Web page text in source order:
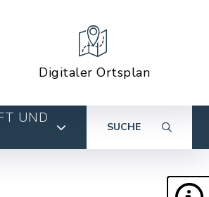
Digitaler Ortsplan
UND
SUCHE